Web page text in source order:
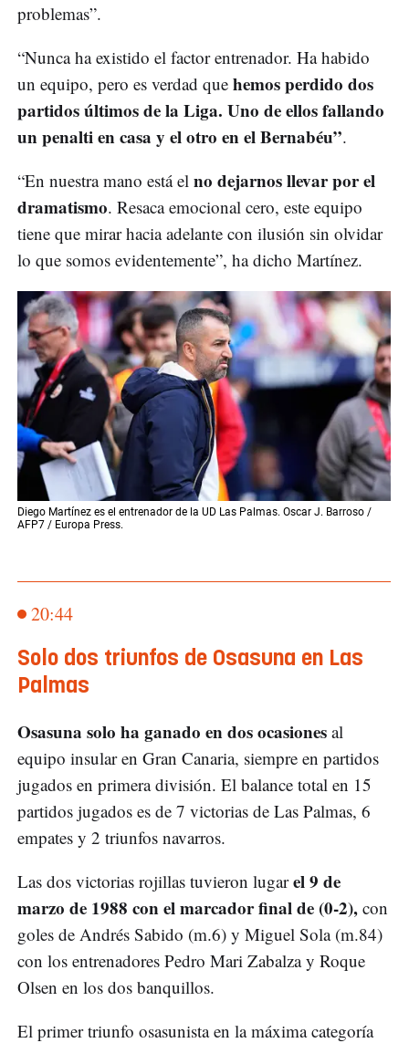
problemas”.
“Nunca ha existido el factor entrenador. Ha habido
un equipo, pero es verdad que hemos perdido dos
partidos últimos de la Liga. Uno de ellos fallando
un penalti en casa y el otro en el Bernabéu”.
“En nuestra mano está el no dejarnos llevar por el
dramatismo. Resaca emocional cero, este equipo
tiene que mirar hacia adelante con ilusión sin olvidar
lo que somos evidentemente”, ha dicho Martínez.
Diego Martínez es el entrenador de la UD Las Palmas. Oscar J. Barroso /
AFP7 / Europa Press.
20:44
Solo dos triunfos de Osasuna en Las
Palmas
Osasuna solo ha ganado en dos ocasiones al
equipo insular en Gran Canaria, siempre en partidos
jugados en primera división. El balance total en 15
partidos jugados es de 7 victorias de Las Palmas, 6
empates y 2 triunfos navarros.
Las dos victorias rojillas tuvieron lugarel 9 de
marzo de 1988 con el marcador final de (0-2), con
goles de Andrés Sabido (m.6) y Miguel Sola (m.84)
con los entrenadores Pedro Mari Zabalza y Roque
Olsen en los dos banquillos.
El primer triunfo osasunista en la máxima categoría